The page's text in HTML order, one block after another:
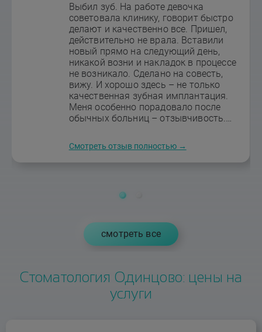
Выбил зуб. На работе девочка
советовала клинику, говорит быстро
делают и качественно все. Пришел,
действительно не врала. Вставили
новый прямо на следующий день,
никакой возни и накладок в процессе
не возникало. Сделано на совесть,
вижу. И хорошо здесь – не только
качественная зубная имплантация.
Меня особенно порадовало после
обычных больниц – отзывчивость.
избавиться бы кое-как.
Смотреть отзыв полностью →
cмотреть все
Стоматология Одинцово: цены на
услуги